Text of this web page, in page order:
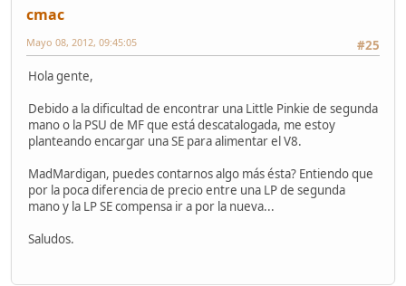
cmac
#25
Mayo 08, 2012, 09:45:05
Hola gente,
Debido a la dificultad de encontrar una Little Pinkie de segunda
mano o la PSU de MF que está descatalogada, me estoy
planteando encargar una SE para alimentar el V8.
MadMardigan, puedes contarnos algo más ésta? Entiendo que
por la poca diferencia de precio entre una LP de segunda
mano y la LP SE compensa ir a por la nueva...
Saludos.